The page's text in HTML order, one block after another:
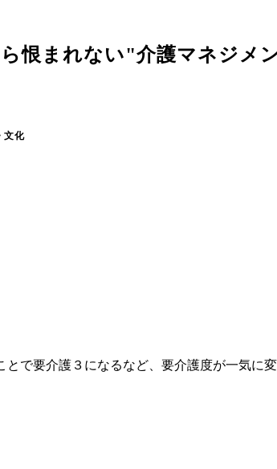
恨まれない"介護マネジメ
文化
で要介護３になるなど、要介護度が一気に